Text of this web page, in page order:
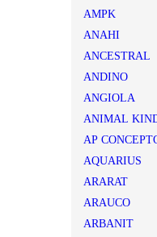
AMPK
ANAHI
ANCESTRAL
ANDINO
ANGIOLA
ANIMAL
AP
AQUARIUS
ARARAT
ARAUCO
ARBANIT